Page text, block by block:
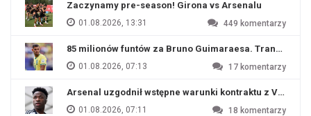
Zaczynamy pre-season! Girona vs Arsenalu
01.08.2026, 13:31 449 komentarzy
85 milionów funtów za Bruno Guimaraesa. Transfer
01.08.2026, 07:13 17 komentarzy
Arsenal uzgodnił wstępne warunki kontraktu z
01.08.2026, 07:11 18 komentarzy